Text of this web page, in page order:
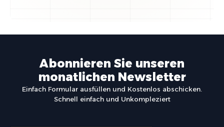
Abonnieren Sie unseren
monatlichen Newsletter
Einfach Formular ausfüllen und Kostenlos abschicken.
Schnell einfach und Unkompleziert